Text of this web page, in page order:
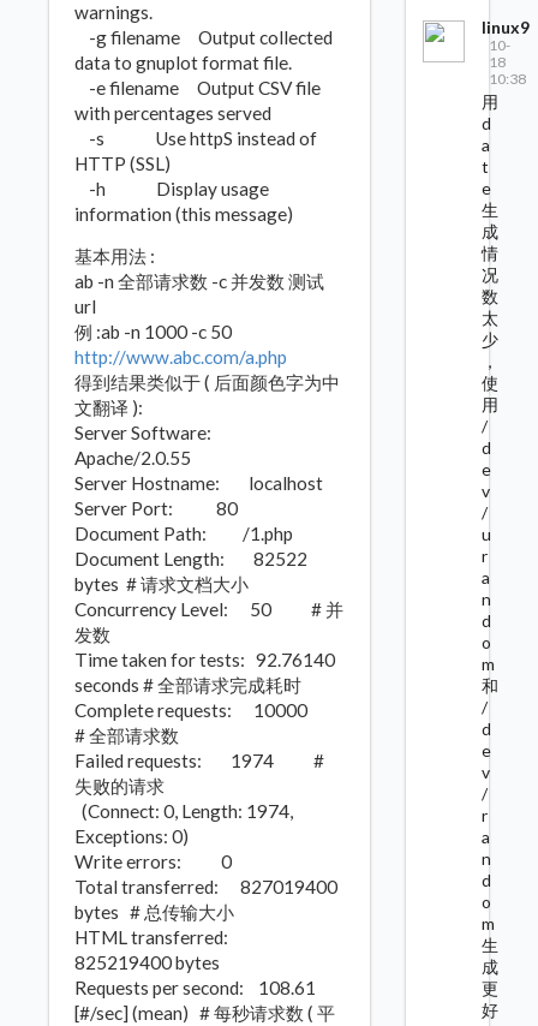
warnings.
-g filename Output collected
data to gnuplot format file.
-e filename Output CSV file
with percentages served
-s Use httpS instead of
HTTP (SSL)
-h Display usage
information (this message)
基本用法 :
ab -n 全部请求数 -c 并发数 测试
url
例 :ab -n 1000 -c 50
http://www.abc.com/a.php
得到结果类似于 ( 后面颜色字为中
文翻译 ):
Server Software:
Apache/2.0.55
Server Hostname: localhost
Server Port: 80
Document Path: /1.php
Document Length: 82522
bytes # 请求文档大小
Concurrency Level: 50 # 并
发数
Time taken for tests: 92.76140
seconds # 全部请求完成耗时
Complete requests: 10000
# 全部请求数
Failed requests: 1974 #
失败的请求
(Connect: 0, Length: 1974,
Exceptions: 0)
Write errors: 0
Total transferred: 827019400
bytes # 总传输大小
HTML transferred:
825219400 bytes
Requests per second: 108.61
[#/sec] (mean) # 每秒请求数 ( 平
linux9
10-
18
10:38
用
d
a
t
e
生
成
情
况
数
太
少
，
使
用
/
d
e
v
/
u
r
a
n
d
o
m
和
/
d
e
v
/
r
a
n
d
o
m
生
成
更
好